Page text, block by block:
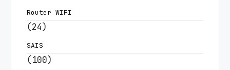
Router WIFI
(24)
SAIS
(100)